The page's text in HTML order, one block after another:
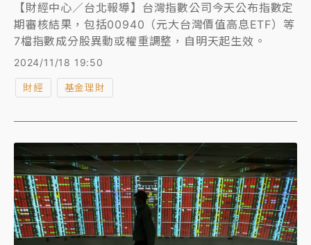
【財經中心／台北報導】台灣指數公司今天公布指數定
期審核結果，包括00940（元大台灣價值高息ETF）等
7檔指數成分股異動或權重調整，自明天起生效。
2024/11/18 19:50
財經 基金理財